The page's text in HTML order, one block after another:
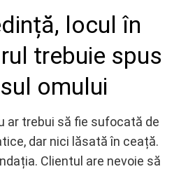
locul în
trebuie spus
omului
ar trebui să fie sufocată de
dar nici lăsată în ceață.
Clientul are nevoie să